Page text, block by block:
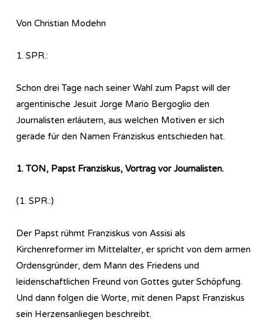
Von Christian Modehn
1. SPR.:
Schon drei Tage nach seiner Wahl zum Papst will der
argentinische Jesuit Jorge Mario Bergoglio den
Journalisten erläutern, aus welchen Motiven er sich
gerade für den Namen Franziskus entschieden hat.
1. TON, Papst Franziskus, Vortrag vor Journalisten.
(1. SPR.:)
Der Papst rühmt Franziskus von Assisi als
Kirchenreformer im Mittelalter, er spricht von dem armen
Ordensgründer, dem Mann des Friedens und
leidenschaftlichen Freund von Gottes guter Schöpfung.
Und dann folgen die Worte, mit denen Papst Franziskus
sein Herzensanliegen beschreibt.